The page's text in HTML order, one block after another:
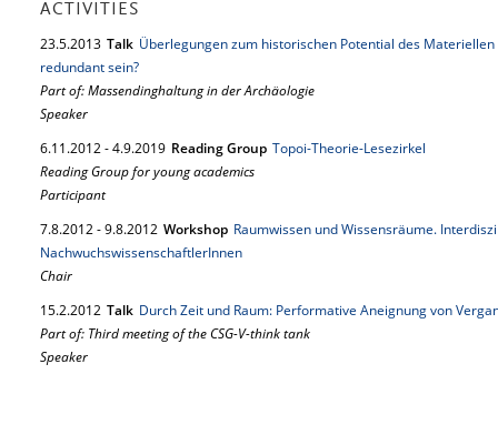
ACTIVITIES
23.5.2013 Talk Überlegungen zum historischen Potential des
redundant sein?
Part of: Massendinghaltung in der Archäologie
Speaker
6.11.2012-4.9.2019 Reading Group Topoi-Theorie-Lesezirkel
Reading Group for young academics
Participant
7.8.2012-9.8.2012 Workshop Raumwissen und Wissensräume.
NachwuchswissenschaftlerInnen
Chair
15.2.2012 Talk Durch Zeit und Raum: Performative Aneignung von
Part of: Third meeting of the CSG-V-think tank
Speaker